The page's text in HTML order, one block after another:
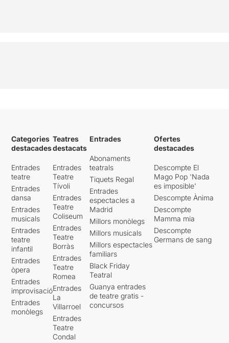
Categories
destacades
Entrades
teatre
Entrades
dansa
Entrades
musicals
Entrades
teatre
infantil
Entrades
òpera
Entrades
improvisació
Entrades
monòlegs
Teatres
destacats
Entrades
Teatre
Tívoli
Entrades
Teatre
Coliseum
Entrades
Teatre
Borràs
Entrades
Teatre
Romea
Entrades
La
Villarroel
Entrades
Teatre
Condal
Entrades
Abonaments
teatrals
Tiquets Regal
Entrades
espectacles a
Madrid
Millors monòlegs
Millors musicals
Millors espectacles
familiars
Black Friday
Teatral
Guanya entrades
de teatre gratis -
concursos
Ofertes
destacades
Descompte El
Mago Pop 'Nada
es imposible'
Descompte Ànima
Descompte
Mamma mia
Descompte
Germans de sang